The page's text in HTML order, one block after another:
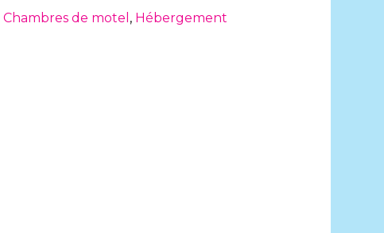
Chambres de motel , Hébergement